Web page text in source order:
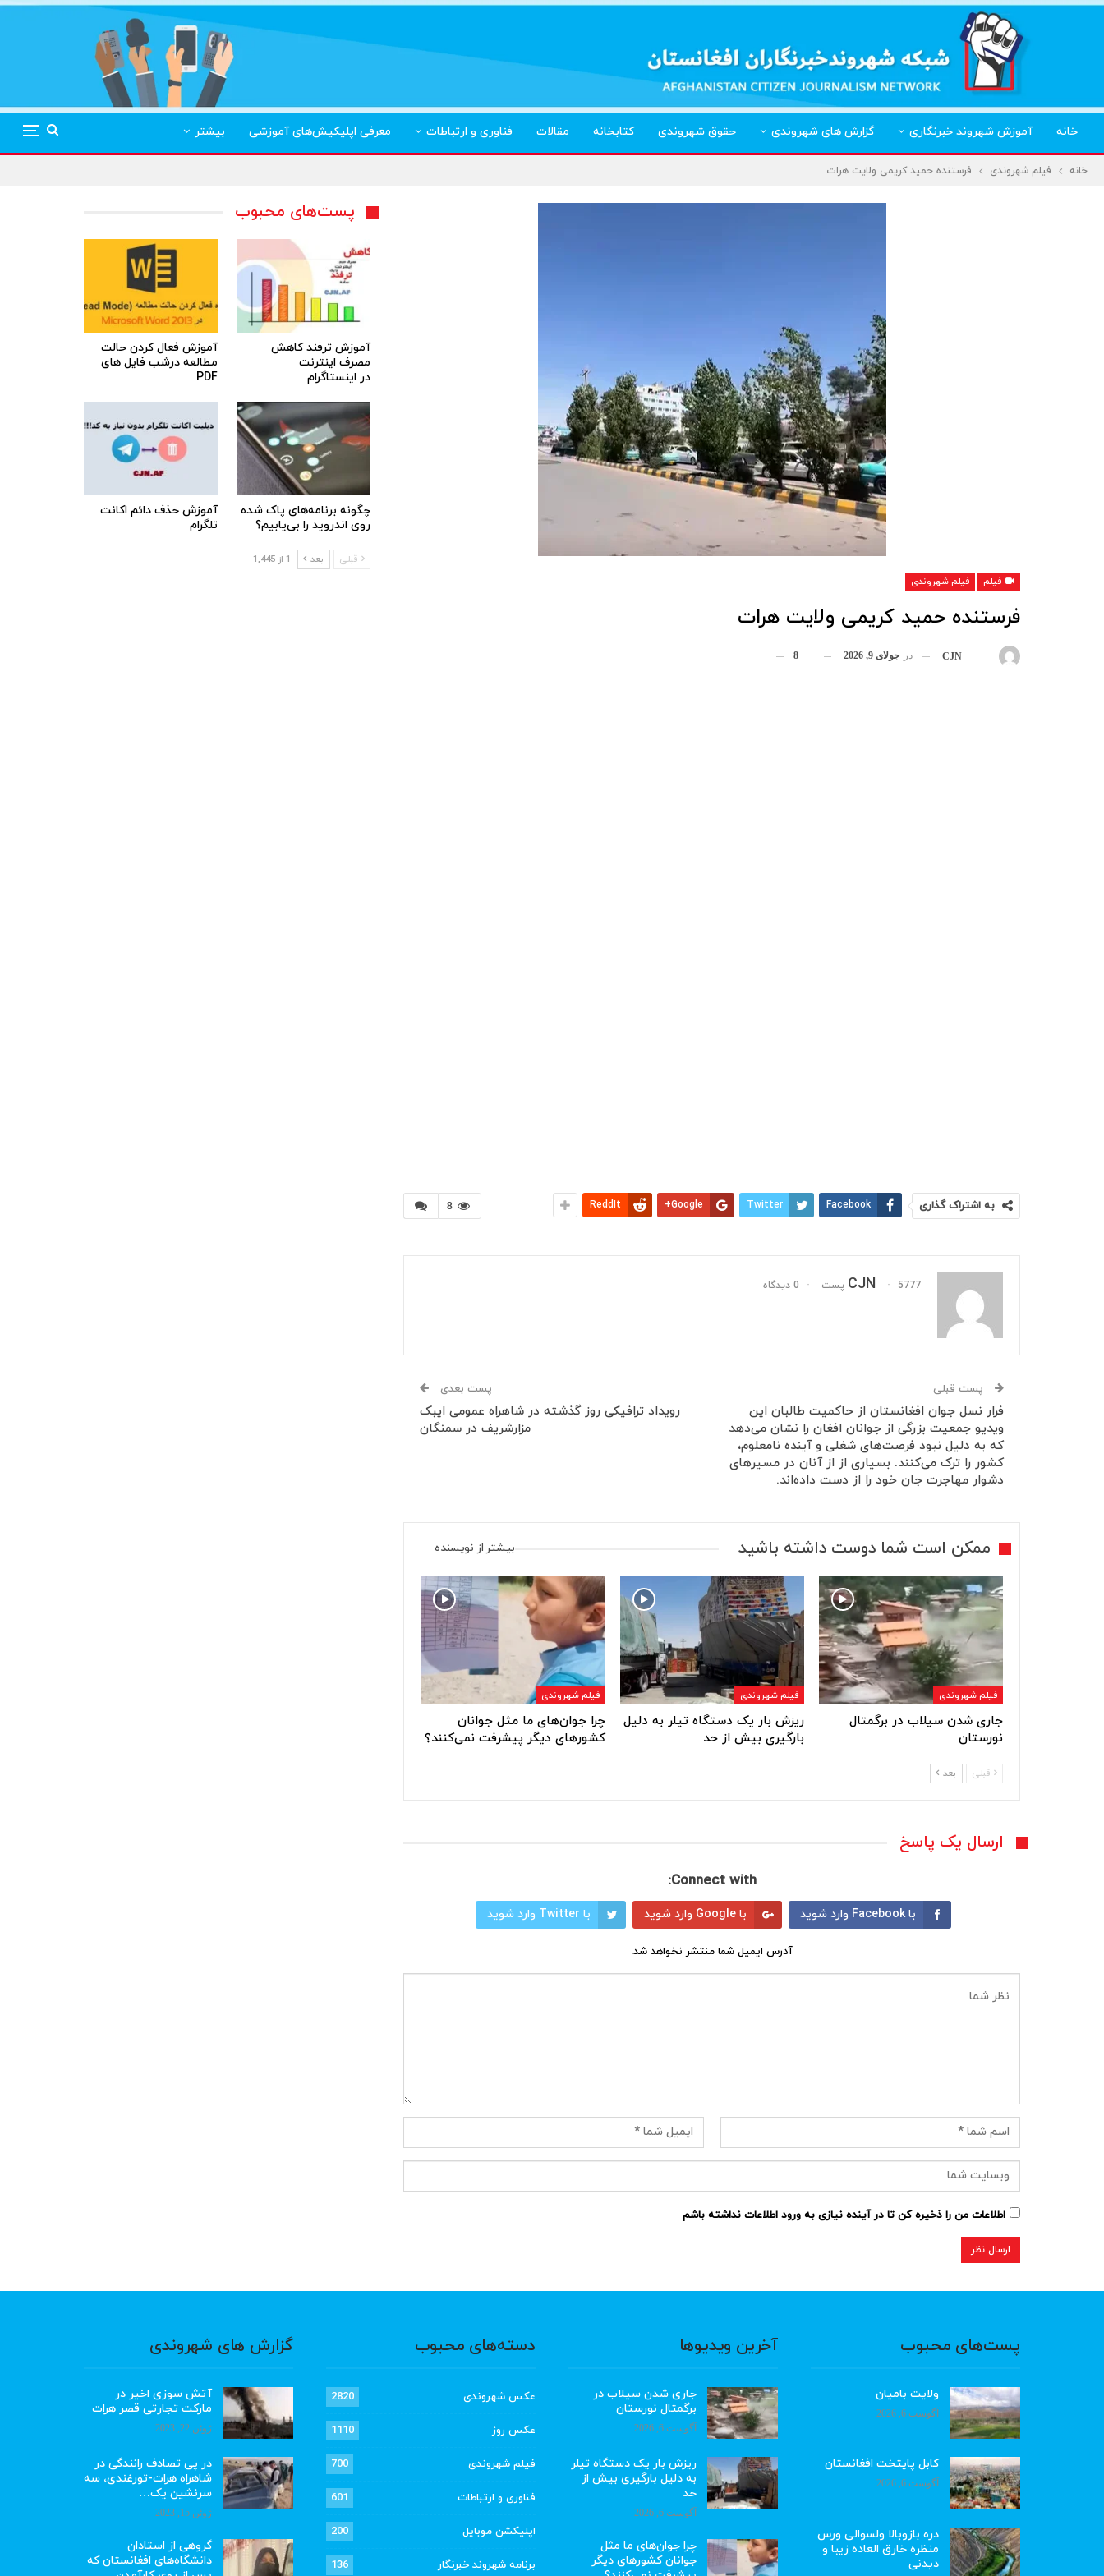
خانه آموزش شهروند خبرنگاری گزارش های شهروندی حقوق شهروندی کتابخانه مقالات فناوری و ارتباطات معرفی اپلیکیش‌های آموزشی بیشتر
خانه فیلم شهروندی فرستنده حمید کریمی ولایت هرات
فیلم فیلم شهروندی
فرستنده حمید کریمی ولایت هرات
CJN در جولای 9, 2026 8
8 به اشتراک گذاری Facebook
Twitter
Google+
ReddIt
CJN 5777 پست 0 دیدگاه
پست قبلی
فرار نسل جوان افغانستان از حاکمیت طالبان این
ویدیو جمعیت بزرگی از جوانان افغان را نشان می‌دهد
که به دلیل نبود فرصت‌های شغلی و آینده نامعلوم،
کشور را ترک می‌کنند. بسیاری از از آنان در مسیرهای
دشوار مهاجرت جان خود را از دست داده‌اند.
پست بعدی
رویداد ترافیکی روز گذشته در شاهراه عمومی ایبک
مزارشریف در سمنگان
ممکن است شما دوست داشته باشید بیشتر از نویسنده
فیلم شهروندی
جاری شدن سیلاب در برگمتال
نورستان
فیلم شهروندی
ریزش بار یک دستگاه تیلر به دلیل
بارگیری بیش از حد
فیلم شهروندی
چرا جوان‌های ما مثل جوانان
کشورهای دیگر پیشرفت نمی‌کنند؟
قبلی بعد
ارسال یک پاسخ
Connect with:
با Facebook وارد شوید با Google وارد شوید با Twitter وارد شوید
آدرس ایمیل شما منتشر نخواهد شد.
اطلاعات من را ذخیره کن تا در آینده نیازی به ورود اطلاعات نداشته باشم
پست‌های محبوب
آموزش ترفند کاهش
مصرف اینترنت
در اینستاگرام
آموزش فعال کردن حالت
مطالعه درشب فایل های
PDF
چگونه برنامه‌های پاک شده
روی اندروید را بی‌یابیم؟
آموزش حذف دائم اکانت
تلگرام
قبلی بعد 1 از 1,445
پست‌های محبوب
ولایت بامیان
آگوست 6, 2026
کابل پایتخت افغانستان
آگوست 6, 2026
دره بازوبالا ولسوالی ورس
منظره خارق العاده زیبا و
دیدنی
آخرین ویدیوها
جاری شدن سیلاب در
برگمتال نورستان
آگوست 6, 2026
ریزش بار یک دستگاه تیلر
به دلیل بارگیری بیش از
حد
آگوست 6, 2026
چرا جوان‌های ما مثل
جوانان کشورهای دیگر
دسته‌های محبوب
عکس شهروندی 2820
عکس روز 1110
فیلم شهروندی 700
فناوری و ارتباطات 601
اپلیکشن موبایل 200
برنامه شهروند خبرنگار 136
گزارش های شهروندی
آتش سوزی اخیر در
مارکت تجارتی قصر هرات
ژوئن 22, 2023
در پی تصادف رانندگی در
شاهراه هرات-تورغندی، سه
سرنشین یک…
ژوئن 15, 2023
گروهی از استادان
دانشگاه‌های افغانستان که